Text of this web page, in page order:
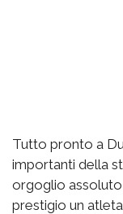
Tutto pronto a
importanti della
orgoglio assoluto
prestigio un